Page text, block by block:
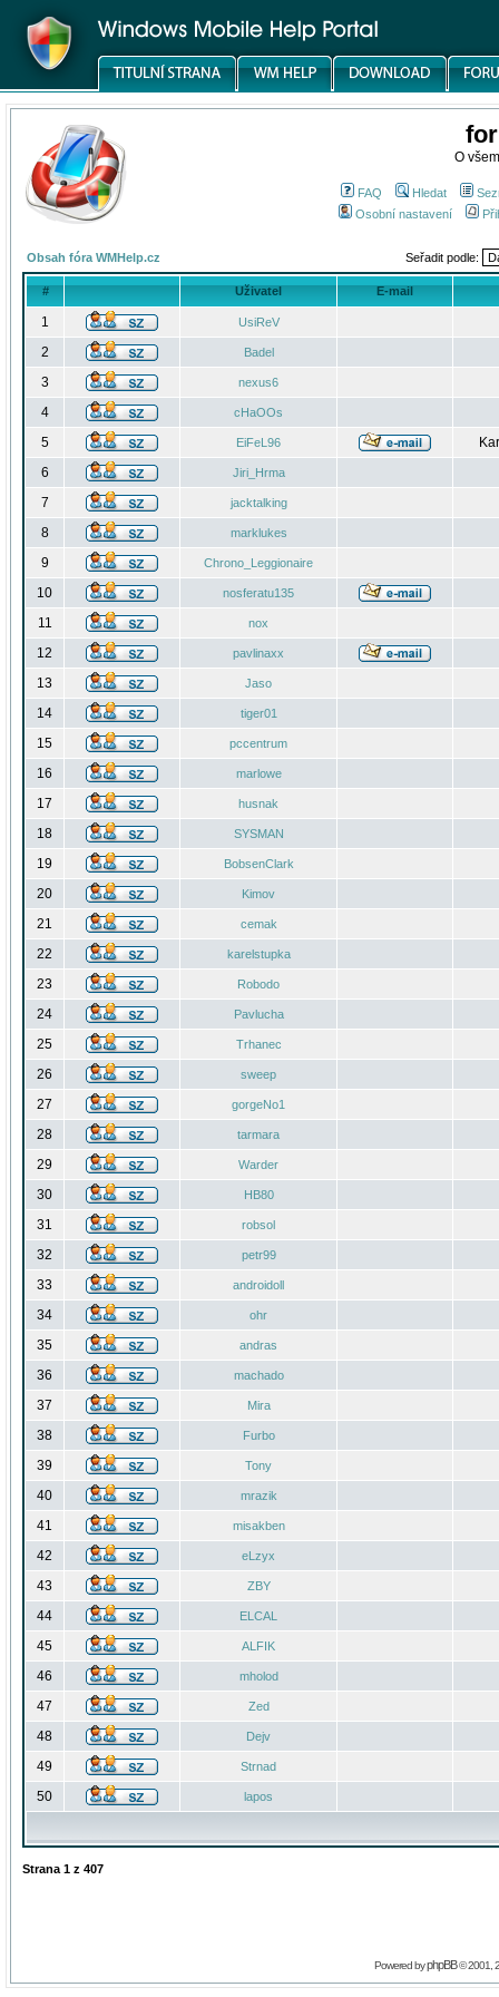
O
FAQ Hledat
Osobní nastavení
Obsah fóra WMHelp.cz Seřadit podle:
# Uživatel E-mail
1 UsiReV
2 Badel
3 nexus6
4 cHaOOs
5 EiFeL96
6
Jiri_Hrma
7 jacktalking
8 marklukes
9 Chrono_Leggionaire
10 nosferatu135
11 nox
12 pavlinaxx
13 Jaso
14 tiger01
15 pccentrum
16 marlowe
17 husnak
18 SYSMAN
19 BobsenClark
20 Kimov
21 cemak
22 karelstupka
23 Robodo
24 Pavlucha
25 Trhanec
26 sweep
27 gorgeNo1
28 tarmara
29 Warder
30 HB80
31 robsol
32 petr99
33 androidoll
34 ohr
35 andras
36 machado
37 Mira
38 Furbo
39 Tony
40 mrazik
41 misakben
42 eLzyx
43 ZBY
44 ELCAL
45 ALFIK
46 mholod
47 Zed
48 Dejv
49 Strnad
50 lapos
Strana 1 z 407
Powered byphpBB© 2001,